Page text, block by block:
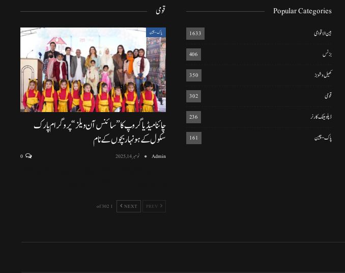
Popular Categories
بین الاقوامی 1633
بزنس 406
کھیل و شوبز 350
قومی 302
ڈپلومیٹک کارنر 236
پاک-چین 161
قومی
پاک-چین
چائنا میڈیا گروپ کا ”سائنس آن ویلز“ پروگرام پارک
سکول کے ہونہار بچوں کے نام
Admin نومبر 14, 2025 0
NEXT
1 of 302